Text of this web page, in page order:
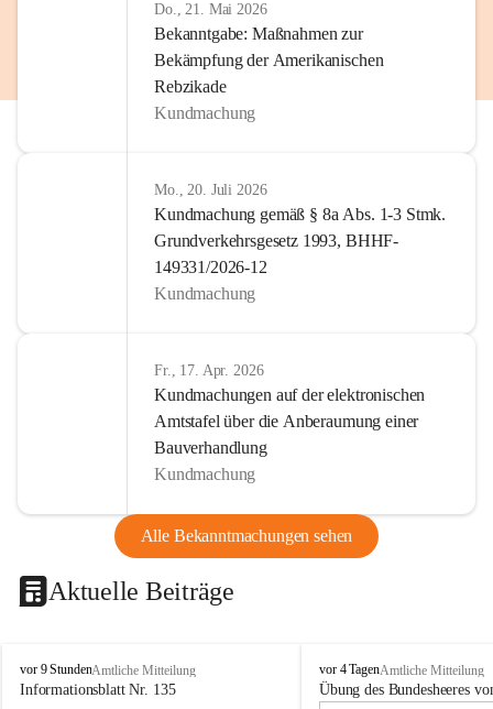
Do., 21. Mai 2026
Bekanntgabe: Maßnahmen zur
Bekämpfung der Amerikanischen
Rebzikade
Kundmachung
Mo., 20. Juli 2026
Kundmachung gemäß § 8a Abs. 1-3 Stmk.
Grundverkehrsgesetz 1993, BHHF-
149331/2026-12
Kundmachung
Fr., 17. Apr. 2026
Kundmachungen auf der elektronischen
Amtstafel über die Anberaumung einer
Bauverhandlung
Kundmachung
Alle Bekanntmachungen sehen
Aktuelle Beiträge
B
u
vor 9 StundenAmtliche Mitteilung
Informationsblatt Nr. 135
B
u
vor 4 TagenAmtliche Mitteilung
Übung des Bundesheeres